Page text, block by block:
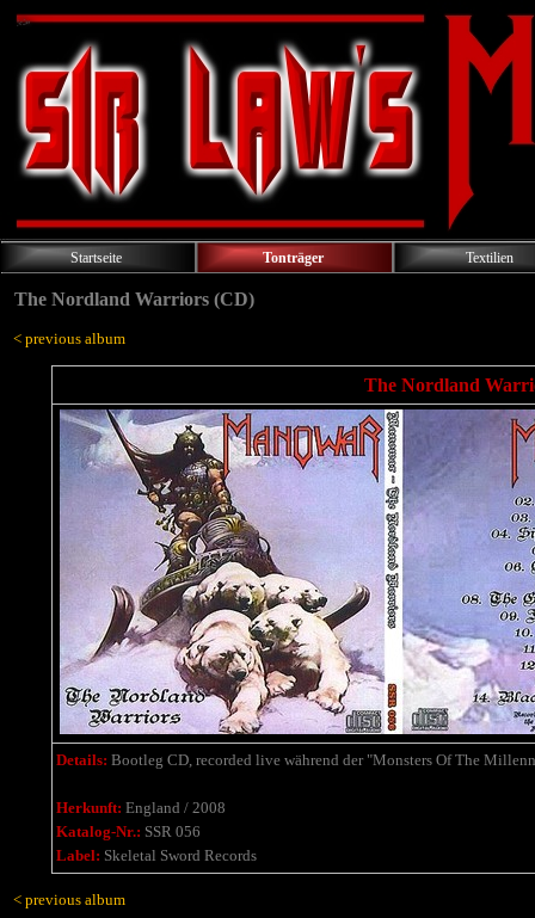
Startseite Tonträger Textilien
The Nordland Warriors (CD)
< previous album
The Nordland
Details: Bootleg CD, recorded live während der "Monsters Of The
Herkunft: England / 2008
Katalog-Nr.: SSR 056
Label: Skeletal Sword Records
< previous album